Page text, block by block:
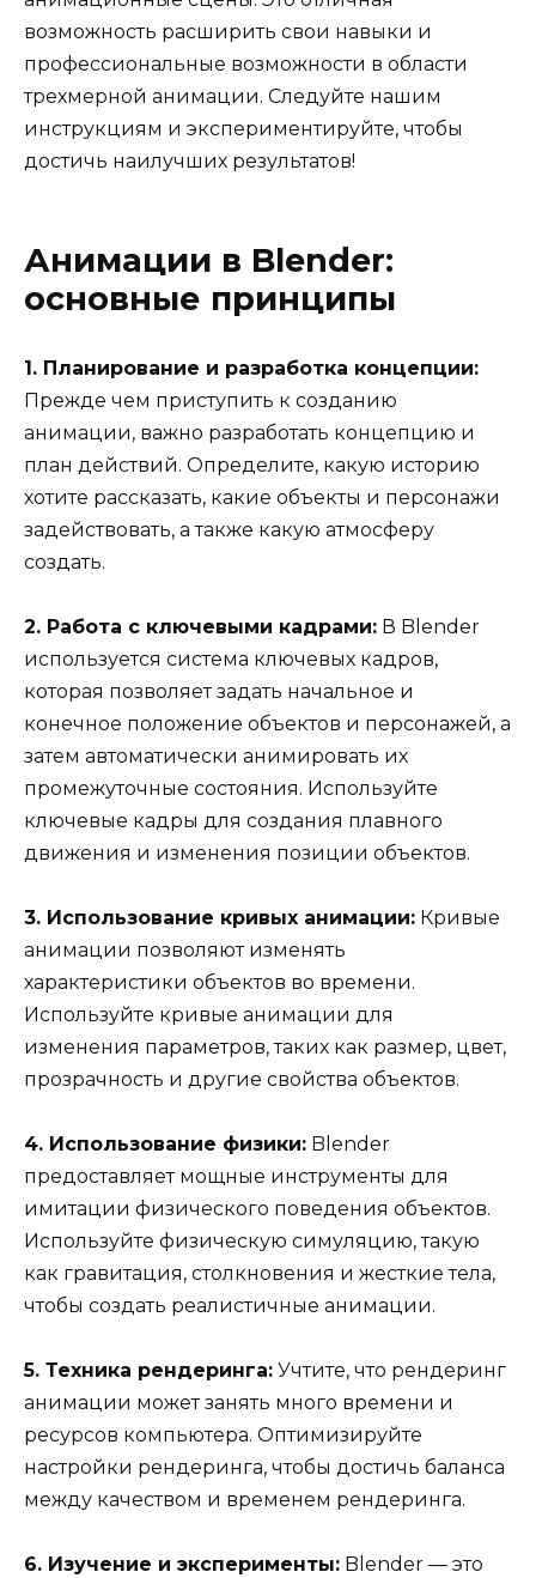
возможность расширить свои навыки и
профессиональные возможности в области
трехмерной анимации. Следуйте нашим
инструкциям и экспериментируйте, чтобы
достичь наилучших результатов!
Анимации в Blender:
основные принципы
1. Планирование и разработка концепции:
Прежде чем приступить к созданию
анимации, важно разработать концепцию и
план действий. Определите, какую историю
хотите рассказать, какие объекты и персонажи
задействовать, а также какую атмосферу
создать.
2. Работа с ключевыми кадрами: В Blender
используется система ключевых кадров,
которая позволяет задать начальное и
конечное положение объектов и персонажей, а
затем автоматически анимировать их
промежуточные состояния. Используйте
ключевые кадры для создания плавного
движения и изменения позиции объектов.
3. Использование кривых анимации: Кривые
анимации позволяют изменять
характеристики объектов во времени.
Используйте кривые анимации для
изменения параметров, таких как размер, цвет,
прозрачность и другие свойства объектов.
4. Использование физики: Blender
предоставляет мощные инструменты для
имитации физического поведения объектов.
Используйте физическую симуляцию, такую
как гравитация, столкновения и жесткие тела,
чтобы создать реалистичные анимации.
5. Техника рендеринга: Учтите, что рендеринг
анимации может занять много времени и
ресурсов компьютера. Оптимизируйте
настройки рендеринга, чтобы достичь баланса
между качеством и временем рендеринга.
6. Изучение и эксперименты: Blender — это